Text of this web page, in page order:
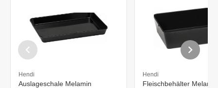
Hendi
Auslageschale Melamin
Hendi
Fleischbehälter Melamin